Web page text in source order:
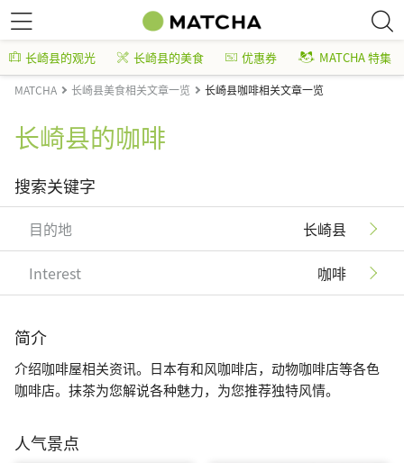
长崎县的观光 长崎县的美食 优惠券 MATCHA 特集
MATCHA 长崎县美食相关文章一览 长崎县咖啡相关文章一览
长崎县的咖啡
搜索关键字
目的地 长崎县
Interest 咖啡
简介
介绍咖啡屋相关资讯。日本有和风咖啡店，动物咖啡店等各色
咖啡店。抹茶为您解说各种魅力，为您推荐独特风情。
人气景点